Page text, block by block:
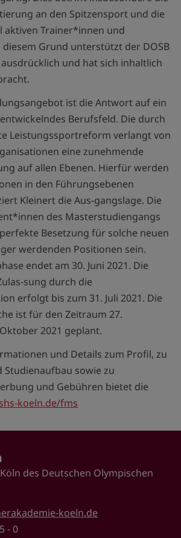
an den Spitzensport und die
aktiven Trainer*innen und
Grund unterstützt der DOSB
und hat sich inhaltlich
ist die Antwort auf ein
Berufsfeld. Die durch
Leistungssportreform verlangt von
eine zunehmende
auf allen Ebenen. Hierfür werden
in den Führungsebenen
Kleinert die Aus-gangslage. Die
des Masterstudiengangs
Besetzung für solche neuen
werdenden Positionen sein.
endet am 30. Juni 2021. Die
sung durch die
erfolgt bis zum 31. Juli 2021. Die
ist für den Zeitraum 27.
2021 geplant.
und Details zum Profil, zu
Studienaufbau sowie zu
und Gebühren bietet die
koeln.de/fms
des Deutschen Olympischen
koeln.de
- 0